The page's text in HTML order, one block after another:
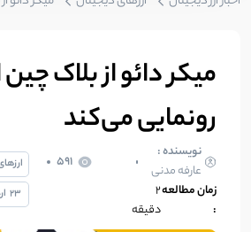
میکر دائو از بلاک
رونمایی می‌کند
نویسنده :
عارفه مدنی
591
زمان مطالعه
:
۲
دقیقه
23